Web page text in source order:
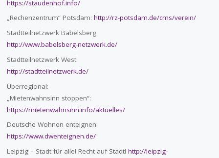
https://staudenhof.info/
„Rechenzentrum“ Potsdam: http://rz-potsdam.de/cms/verein/
Stadtteilnetzwerk Babelsberg:
http://www.babelsberg-netzwerk.de/
Stadtteilnetzwerk West:
http://stadtteilnetzwerk.de/
Überregional:
„Mietenwahnsinn stoppen“:
https://mietenwahnsinn.info/aktuelles/
Deutsche Wohnen enteignen:
https://www.dwenteignen.de/
Leipzig – Stadt für alle! Recht auf Stadt! http://leipzig-